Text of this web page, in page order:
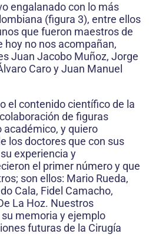
engalanado con lo más
(figura 3), entre ellos
que fueron maestros de
hoy no nos acompañan,
Juan Jacobo Muñoz, Jorge
Caro y Juan Manuel
el contenido científico de la
de figuras
y quiero
los doctores que con sus
experiencia y
el primer número y que
son ellos: Mario Rueda,
Cala, Fidel Camacho,
La Hoz. Nuestros
memoria y ejemplo
futuras de la Cirugía